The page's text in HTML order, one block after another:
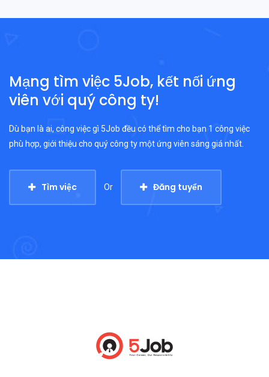
Mạng tìm việc 5Job, kết nối ứng
viên với quý công ty!
Dù bạn là ai, công việc gì 5Job đều có thể tìm cho bạn 1 công việc
phù hợp, giới thiệu cho quý công ty một ứng viên sáng giá nhất.
Tìm việc Or Đăng tuyển